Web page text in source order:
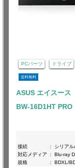
PCパーツ ドライブ
送料無料
ASUS エイスース
BW-16D1HT PRO
接続
:
シリアル
対応メディア
:
Blu-ray
規格
: BDXL/